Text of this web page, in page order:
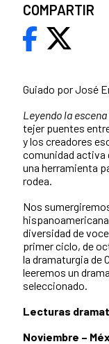
Guiado por José
Leyendo la escena
tejer puentes
y los creadores
comunidad activa
una herramienta
rodea.
Nos
diversidad de
primer ciclo, de
la dramaturgia de
leeremos un
seleccionado.
Lecturas
Noviembre –
COMPARTIR